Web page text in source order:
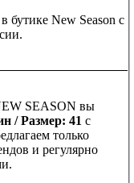
бутике New Season с
SEASON вы
/ Размер: 41 с
только
и регулярно